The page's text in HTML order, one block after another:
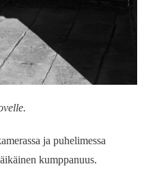
ja puhelimessa
kumppanuus.